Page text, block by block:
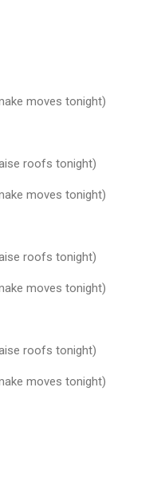
moves tonight)
roofs tonight)
moves tonight)
roofs tonight)
moves tonight)
roofs tonight)
moves tonight)